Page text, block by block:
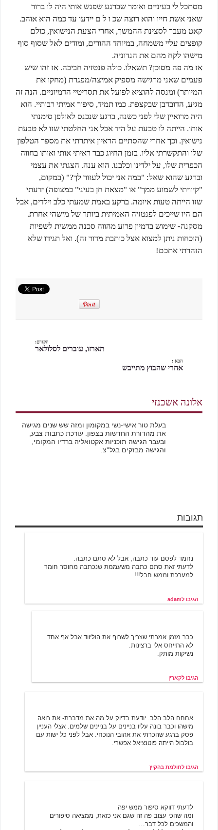
מסתכל לי בעיניים ואומר שברגע שפגש אותי היה לו ברור
שאני אשת חייו והוא רוצה שכ ו ל ם יידעו עד כמה הוא אוהב.
קאט מעבר לסצינת ההמשך, אחרי הצעת הנישואין, כולם
קופצים עליי משמחה, במיוחד ההורים, ומודים לאל שסוף סוף
מישהו לקח מהם את הנדוניה.
אז מה פה מסוכן? תשאלו. כולה פנטזיה חביבה. אז זהו שיש
פעמים שאני מרגישה מספיק אמיצה/מפגרת (מחקו את
המיותר) ומנסה להוציא לפועל את תסריטיי הדמיוניים. הנה זה
מגיע, הדובדבן שבקצפת. כמו תמיד, סיפור אמיתי רבותיי. הוא
היה מרואיין שלי לפני כשנה, ברגע שנכנס לאולפן סימנתי
אותו. הייתה לו טבעת על היד אבל אני החלטתי שזו לא טבעת
נישואין. וכך אחרי שהסתיים הראיון איתרתי את מספר הטלפון
שלו והתקשרתי אליו. בזמן החיוג כבר ראיתי אותי ואותו בחווה
הכפרית שלו, על ילדינו וכלבנו. הוא ענה. הצגתי את עצמי
וברגע שהוא שאל: "במה אני יכול לעזור לך?" (במקום,
"קיוויתי לשמוע ממך" או "מצאת חן בעיני" כמצופה) ידעתי
שזו הייתה טעות איומה. ברקע באמת שמעתי כלב וילדים, אבל
הם היו שייכים לפנטזיה האמיתית ביותר של מישהי אחרת.
מסקנה- שימוש בדמיון פרוע מהווה סכנה ממשית לשפיות
(הוכחות ניתן למצוא אצל כותבת מדור זה). ואל תגידו שלא
הזהרתי אתכם!
הקודם:
תארזו, עוברים לסלולאר
הבא :
אחרי שהבוץ מתייבש
אלונה אשכנזי
בעלת טור אישי-נשי במקומון ומזה שש שנים מגישה
את מהדורת החדשות בצפון. עורכת כתבות צבע,
ובעבר הגישה תוכניות אקטואליה ברדיו המקומי,
והגישה מבזקים בגל''צ.
תגובות
נחמד לפסם עוד כתבה, אבל לא סתם כתבה.
לדעתי זאת סתם כתבה משעממת שנכתבה מחוסר חומר
למערכת וממש חבל!!!
הגיבו לadam
כבר מזמן אמרתי שצריך לשרוף את הוליווד אבל אף אחד
לא התייחס אלי ברצינות.
נשיקות מותק.
הגיבו לקארין
אחחח הלב הלב. יודעת בדיוק על מה את מדברת- את רואה
מישהו וכבר בונה עליו בניינים על בניינים שלמים. אצלי העניין
פסק ברגע שהכרתי את אהובי הנוכחי. אבל לפני כל ישות עם
בולבול הייתה פוטנציאל אפשרי.
הגיבו לחולמת בהקיץ
לדעתי דווקא סיפור ממש יפה
ומה שהכי עצוב פה זה שגם אני כזאת, ממציאה סיפורים
והמשכים לכל דבר…